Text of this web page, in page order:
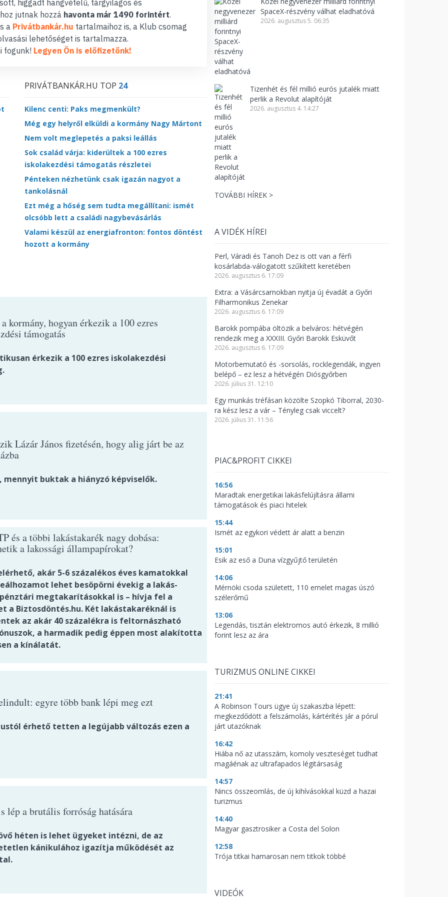
higgadt hangvételű, tárgyilagos és
jutnak hozzá havonta már 1490 forintért.
a Privátbankár.hu tartalmaihoz is, a Klub csomag
lehetőséget is tartalmazza.
fogunk! Legyen Ön is előfizetőnk!
PRIVÁTBANKÁR.HU TOP 24
Kilenc centi: Paks megmenkült?
Még egy helyről elküldi a kormány Nagy Mártont
Nem volt meglepetés a paksi leállás
Sok család várja: kiderültek a 100 ezres
iskolakezdési támogatás részletei
Pénteken nézhetünk csak igazán nagyot a
tankolásnál
Ezt még a hőség sem tudta megállítani: ismét
olcsóbb lett a családi nagybevásárlás
Valami készül az energiafronton: fontos döntést
hozott a kormány
kormány, hogyan érkezik a 100 ezres
támogatás
érkezik a 100 ezres iskolakezdési
Lázár János fizetésén, hogy alig járt be az
mennyit buktak a hiányzó képviselők.
és a többi lakástakarék nagy dobása:
a lakossági állampapírokat?
akár 5-6 százalékos éves kamatokkal
lehet besöpörni évekig a lakás-
megtakarításokkal is – hívja fel a
a Biztosdöntés.hu. Két lakástakaréknál is
az akár 40 százalékra is feltornászható
a harmadik pedig éppen most alakította
a kínálatát.
egyre több bank lépi meg ezt
érhető tetten a legújabb változás ezen a
lép a brutális forróság hatására
héten is lehet ügyeket intézni, de az
kánikulához igazítja működését az
SpaceX-részvény válhat eladhatóvá
2026. augusztus 5. 06:35
Tizenhét és fél millió eurós jutalék miatt
perlik a Revolut alapítóját
2026. augusztus 4. 14:27
TOVÁBBI HÍREK >
A VIDÉK HÍREI
Perl, Váradi és Tanoh Dez is ott van a férfi
kosárlabda-válogatott szűkített keretében
2026. augusztus 6. 17:09
Extra: a Vásárcsarnokban nyitja új évadát a Győri
Filharmonikus Zenekar
2026. augusztus 6. 17:09
Barokk pompába öltözik a belváros: hétvégén
rendezik meg a XXXIII. Győri Barokk Esküvőt
2026. augusztus 6. 17:09
Motorbemutató és -sorsolás, rocklegendák, ingyen
belépő – ez lesz a hétvégén Diósgyőrben
2026. július 31. 12:10
Egy munkás tréfásan közölte Szopkó Tiborral, 2030-
ra kész lesz a vár – Tényleg csak viccelt?
2026. július 31. 11:56
PIAC&PROFIT CIKKEI
16:56
Maradtak energetikai lakásfelújításra állami
támogatások és piaci hitelek
15:44
Ismét az egykori védett ár alatt a benzin
15:01
Esik az eső a Duna vízgyűjtő területén
14:06
Mérnöki csoda született, 110 emelet magas úszó
szélerőmű
13:06
Legendás, tisztán elektromos autó érkezik, 8 millió
forint lesz az ára
TURIZMUS ONLINE CIKKEI
21:41
A Robinson Tours ügye új szakaszba lépett:
megkezdődött a felszámolás, kártérítés jár a pórul
járt utazóknak
16:42
Hiába nő az utasszám, komoly veszteséget tudhat
magáénak az ultrafapados légitársaság
14:57
Nincs összeomlás, de új kihívásokkal küzd a hazai
turizmus
14:40
Magyar gasztrosiker a Costa del Solon
12:58
Trója titkai hamarosan nem titkok többé
VIDEÓK